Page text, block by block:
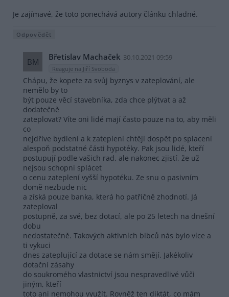
Je zajímavé, že toto ponechává autory článku chladné.
Odpovědět
BM Břetislav Machaček 30.10.2021 09:59
Reaguje na Jiří Svoboda
Chápu, že kopete za svůj byznys v zateplování, ale
nemělo by to
být pouze věcí stavebníka, zda chce plýtvat a až
dodatečně
zateplovat? Víte oni lidé mají často pouze na to, aby měli
co
nejdříve bydlení a k zateplení chtějí dospět po splacení
alespoň podstatné části hypotéky. Pak jsou lidé, kteří
postupují podle vašich rad, ale nakonec zjistí, že už
nejsou schopni splácet
o cenu zateplení vyšší hypotéku. Ze snu o pasivním
domě nezbude nic
a získá pouze banka, která ho patřičně zhodnotí. Já
zateploval
postupně, za své, bez dotací, ale po 25 letech na dnešní
dobu
nedostatečně. Takových aktivních blbců nás bylo více a
ti vykuci
dnes zateplující za dotace se nám smějí. Jakékoliv
dotační zásahy
do soukromého vlastnictví jsou nespravedlivé vůči
jiným, kteří
toto ani nemohou využít. Rovněž ten diktát, co mám